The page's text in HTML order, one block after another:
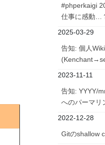
#phperkaigi
仕事に感動…
2025-03-29
告知: 個人
2023-11-11
告知: YYYY/
へのパーマリ
2022-12-28
Gitのshallow